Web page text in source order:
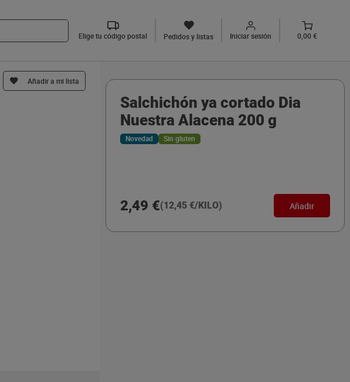
Elige tu código postal Pedidos y listas Iniciar sesión 0,00 €
Añadir a mi lista
Salchichón ya cortado Dia
Nuestra Alacena 200 g
Novedad Sin gluten
2,49 €(12,45 €/KILO) Añadir